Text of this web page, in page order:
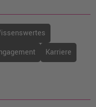
Karriere